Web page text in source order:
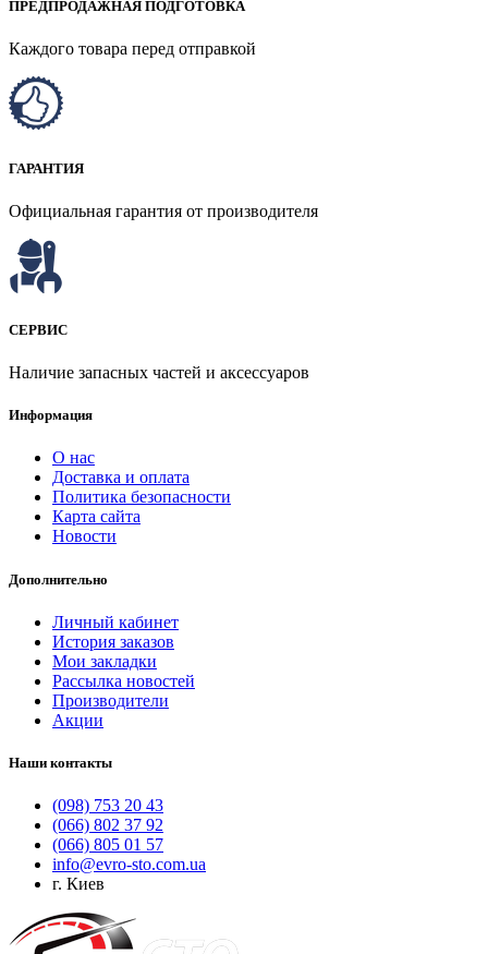
ПРЕДПРОДАЖНАЯ ПОДГОТОВКА
Каждого товара перед отправкой
ГАРАНТИЯ
Официальная гарантия от производителя
СЕРВИС
Наличие запасных частей и аксессуаров
Информация
О нас
Доставка и оплата
Политика безопасности
Карта сайта
Новости
Дополнительно
Личный кабинет
История заказов
Мои закладки
Рассылка новостей
Производители
Акции
Наши контакты
(098) 753 20 43
(066) 802 37 92
(066) 805 01 57
info@evro-sto.com.ua
г. Киев